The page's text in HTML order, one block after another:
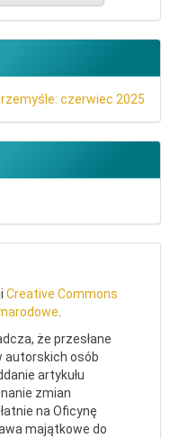
czerwiec 2025
Creative Commons
że przesłane
autorskich osób
artykułu
zmian
na Oficynę
majątkowe do